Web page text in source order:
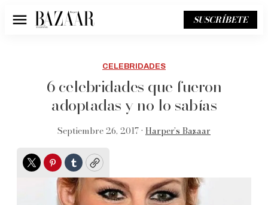
Menú SUSCRÍBETE
CELEBRIDADES
6 celebridades que fueron
adoptadas y no lo sabías
Septiembre 26, 2017 • Harper’s Bazaar
TwitterPinterest
TumblrCopy